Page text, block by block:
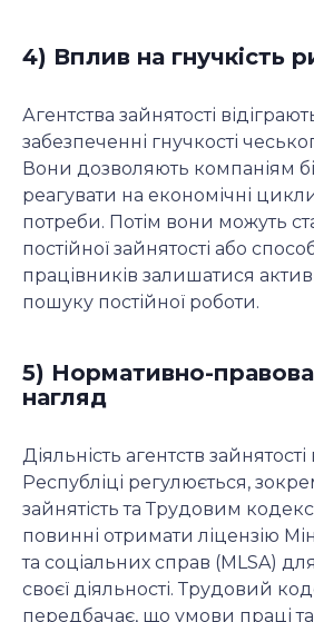
4) Вплив на гнучкість
Агентства зайнятості
забезпеченні гнучкості
Вони дозволяють компаніям
реагувати на економічні
потреби. Потім вони можуть
постійної зайнятості або
працівників залишатися
пошуку постійної роботи.
5) Нормативно-
нагляд
Діяльність агентств
Республіці регулюється,
зайнятість та Трудовим
повинні отримати ліцензію
та соціальних справ (MLSA)
своєї діяльності. Трудовий
передбачає, що умови праці та